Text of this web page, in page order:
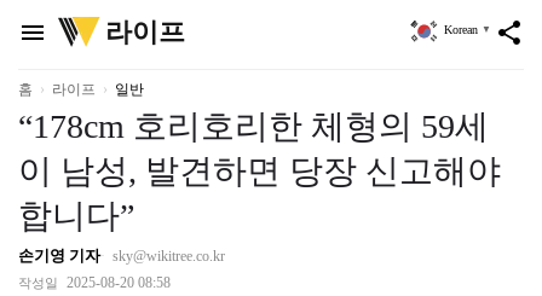
menu
위
키
리
라이프 share
Korean ▼
홈 라이프 일반
“178cm 호리호리한 체형의 59세
이 남성, 발견하면 당장 신고해야
합니다”
손기영 기자 sky@wikitree.co.kr
작성일 2025-08-20 08:58